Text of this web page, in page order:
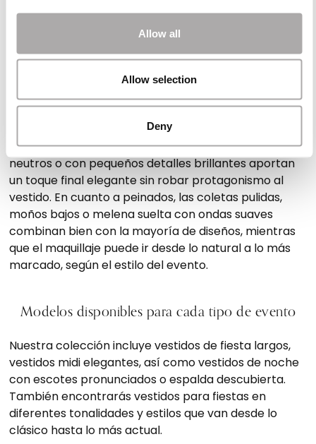
Allow all
Allow selection
Deny
Una vez elegido el vestido para fiestas, el siguiente
de fiesta para mujer con tacón ancho o medio en
acabados metalizados o de terciopelo son ideales
Los bolsos tipo clutch o cartera rígida en colores
neutros o con pequeños detalles brillantes aportan
un toque final elegante sin robar protagonismo al
vestido. En cuanto a peinados, las coletas pulidas,
moños bajos o melena suelta con ondas suaves
combinan bien con la mayoría de diseños, mientras
que el maquillaje puede ir desde lo natural a lo más
marcado, según el estilo del evento.
Modelos disponibles para cada tipo de evento
Nuestra colección incluye vestidos de fiesta largos,
vestidos midi elegantes, así como vestidos de noche
con escotes pronunciados o espalda descubierta.
También encontrarás vestidos para fiestas en
diferentes tonalidades y estilos que van desde lo
clásico hasta lo más actual.